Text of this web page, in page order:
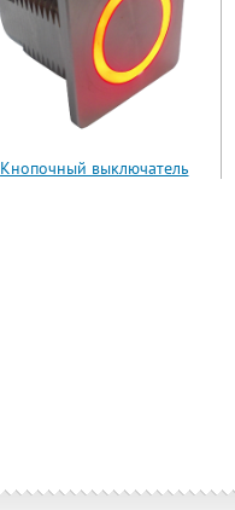
Кнопочный выключатель